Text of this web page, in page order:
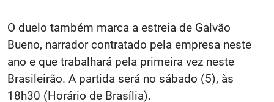
O duelo também marca a estreia de Galvão
Bueno, narrador contratado pela empresa neste
ano e que trabalhará pela primeira vez neste
Brasileirão. A partida será no sábado (5), às
18h30 (Horário de Brasília).